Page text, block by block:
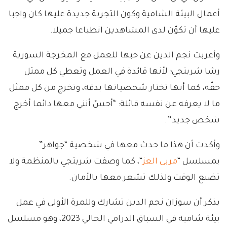
أعمال البيئة الشامية وكون التجربة جديدة عليها كان واجبا
عليها أن تكوّن لدى المشاهدين انطباعا جميلا.
وأعربت نجم الدين عن حبها للعمل مع المخرجة السورية
رشا شربتجي؛ لأنها قائدة في العمل وتعطي كل ممثل
حقّه، كما أنها تختار شخصياتها بدقة، وتخرج من كل ممثل
ما لا يعرفه عن نفسه قائلة: “أحسّ أنني معها دائما أخرج
شخص جديد”.
وأكدت أن هذا ما حدث معها في شخصية “جواهر”
بمسلسل “مربى العز“، كما وصفت شربتجي بالمنظمة ولا
تضيع الوقت ولذلك تشعر معها بالأمان.
يذكر أن سوزان نجم الدين تشارك وللمرة الأولى في عمل
بيئة شامية في السباق الدرامي الحالي 2023، وهو مسلسل